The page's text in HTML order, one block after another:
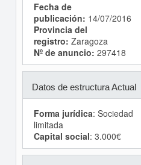
Fecha de
publicación: 14/07/2016
Provincia del
registro: Zaragoza
Nº de anuncio: 297418
Datos de estructura Actual
Forma jurídica: Sociedad
limitada
Capital social: 3.000€